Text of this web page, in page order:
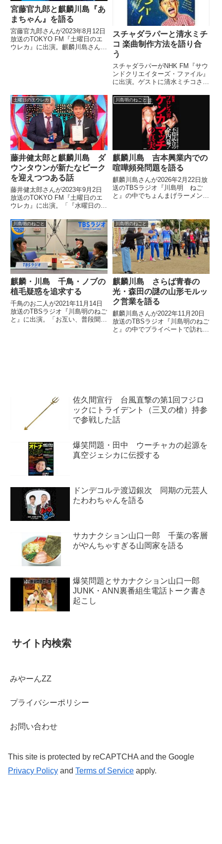
宮藤官九郎と麒麟川島『あ
まちゃん』を語る
宮藤官九郎さんが2023年8月12日
放送のTOKYO FM『土曜日のエ
ウレカ』に出演。麒麟川島さんと
スチャダラパーと清水ミチ
コ 楽曲制作方法を語り合
う
スチャダラパーがNHK FM『サウ
ンドクリエイターズ・ファイル』
に出演。ゲストに清水ミチコさん
ルなどについて話していました。
（BOSE）聞いていただいたのは
スチャダラパーで『今夜はブギ
ー・バック』でした。（清水...
土曜日のエウレカ
藤井健太郎と麒麟川島 ダ
ウンタウンが新たなピーク
を迎えつつある話
藤井健太郎さんが2023年9月2日
放送のTOKYO FM『土曜日のエ
ウレカ』に出演。「『水曜日のダ
ラー番組はやりたくない」という
話から、ダウンタウンが今、また
新たなピークを迎えつつあるとい
う話をしていました。
川島明のねごと
麒麟川島 吉本興業内での
喧嘩頻発問題を語る
麒麟川島さんが2026年2月22日放
送のTBSラジオ『川島明 ねご
と』の中でちょんまげラーメンき
が頻発している問題について話し
ていました。
川島明のねごと
麒麟・川島 千鳥・ノブの
植毛疑惑を追求する
千鳥のお二人が2021年11月14日
放送のTBSラジオ『川島明のねご
と』に出演。「お互い、普段聞け
川島明のねごと
麒麟川島 さらば青春の
光・森田の謎の山形モルッ
ク営業を語る
麒麟川島さんが2022年11月20日
放送のTBSラジオ『川島明のねご
と』の中でプライベートで訪れた
佐久間宣行 台風直撃の第1回フジロ
ックにトライデント（三叉の槍）持参
で参戦した話
爆笑問題・田中 ウーチャカの起源を
真空ジェシカに伝授する
ドンデコルテ渡辺銀次 同期の元芸人
たわわちゃんを語る
サカナクション山口一郎 千葉の客層
がやんちゃすぎる山岡家を語る
爆笑問題とサカナクション山口一郎
JUNK・ANN裏番組生電話トーク書き
起こし
サイト内検索
みやーんZZ
プライバシーポリシー
お問い合わせ
This site is protected by reCAPTCHA and the Google
Privacy Policy and Terms of Service apply.